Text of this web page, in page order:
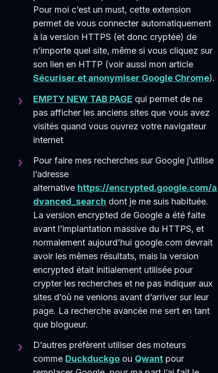
Pour moi c’est un must, cette extension
permet de vous connecter automatiquement
à la version HTTPS (et donc cryptée) de
n’importe quel site, même si vous cliquez sur
son lien en HTTP (voir aussi mon article
Sécuriser et anonymiser Google Chrome).
EMPTY NEW TAB PAGE qui permet de ne
pas afficher les anciens sites que vous avez
visités quand vous ouvrez votre navigateur
internet
Pour faire mes recherches sur Google j’utilise
l’adresse
alternative https://encrypted.google.com/a
dvanced_search dont je me suis habituée.
La version encrypted de Google a été faite
avant l’implantation massive du HTTPS, et
normalement aujourd’hui google.com devrait
avoir les mêmes résultats, mais la version
encrypted était initialement utilisée pour
crypter les recherches et ne pas indiquer aux
sites d’où ne venions avant d’arriver sur leur
page. La recherche avancée me sert en tant
que blogueur.
D’autres préfèrent utiliser des moteurs
comme Duckduckgo ou Qwant pour